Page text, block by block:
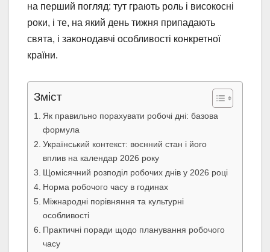
на перший погляд: тут грають роль і високосні
роки, і те, на який день тижня припадають
свята, і законодавчі особливості конкретної
країни.
Зміст
Як правильно порахувати робочі дні: базова
формула
Український контекст: воєнний стан і його
вплив на календар 2026 року
Щомісячний розподіл робочих днів у 2026 році
Норма робочого часу в годинах
Міжнародні порівняння та культурні
особливості
Практичні поради щодо планування робочого
часу